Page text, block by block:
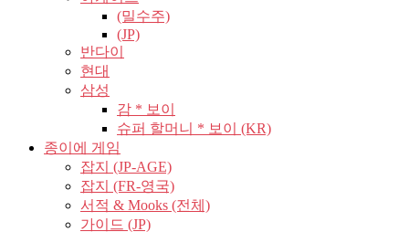
(밀수주)
(JP)
반다이
현대
삼성
감 * 보이
슈퍼 할머니 * 보이 (KR)
종이에 게임
잡지 (JP-AGE)
잡지 (FR-영국)
서적 & Mooks (전체)
가이드 (JP)